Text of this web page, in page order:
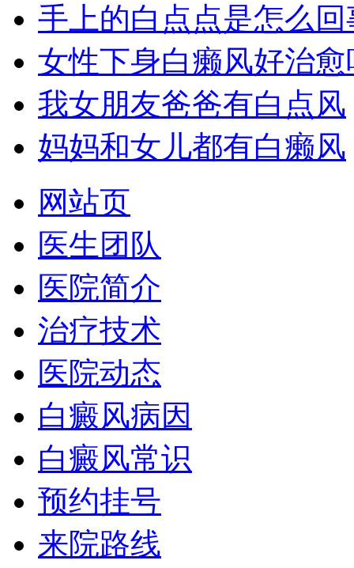
手上的白点点是怎么
女性下身白癞风好治愈
我女朋友爸爸有白点风
妈妈和女儿都有白癞风
网站页
医生团队
医院简介
治疗技术
医院动态
白癜风病因
白癜风常识
预约挂号
来院路线